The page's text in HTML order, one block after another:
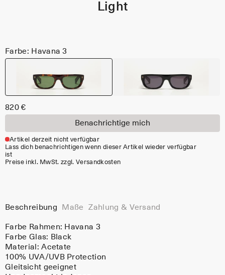
Light
Farbe: Havana 3
820 €
Benachrichtige mich
Artikel derzeit nicht verfügbar
Lass dich benachrichtigen wenn dieser Artikel wieder verfügbar
ist
Preise inkl. MwSt. zzgl. Versandkosten
Beschreibung Maße Zahlung & Versand
Farbe Rahmen: Havana 3
Farbe Glas: Black
Material:Acetate
100% UVA/UVB Protection
Gleitsicht geeignet